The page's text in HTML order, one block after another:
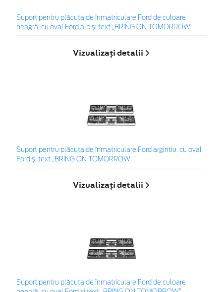
Suport pentru plăcuța de înmatriculare Ford de culoare
neagră, cu oval Ford alb și text „BRING ON TOMORROW”
Vizualizați detalii
Suport pentru plăcuța de înmatriculare Ford argintiu, cu oval
Ford și text „BRING ON TOMORROW”
Vizualizați detalii
Suport pentru plăcuța de înmatriculare Ford de culoare